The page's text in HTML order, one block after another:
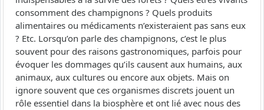
consomment des champignons ? Quels produits
alimentaires ou médicaments n’existeraient pas sans eux
? Etc. Lorsqu’on parle des champignons, c’est le plus
souvent pour des raisons gastronomiques, parfois pour
évoquer les dommages qu’ils causent aux humains, aux
animaux, aux cultures ou encore aux objets. Mais on
ignore souvent que ces organismes discrets jouent un
rôle essentiel dans la biosphère et ont lié avec nous des